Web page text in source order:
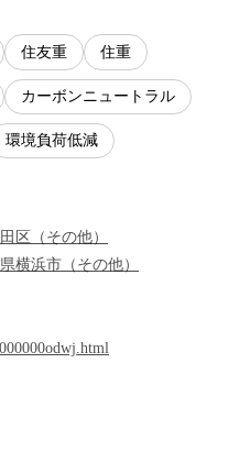
住友重 住重
カーボンニュートラル
環境負荷低減
区 （ その他）
横浜市 （ その他）